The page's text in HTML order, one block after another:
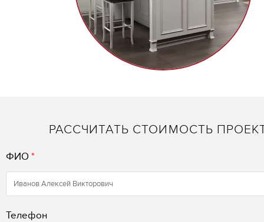
РАССЧИТАТЬ СТОИМОСТЬ
ФИО *
Телефон